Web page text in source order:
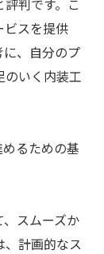
判です。こ
ビスを提供
に、自分のプ
のいく内装工
るための基
スムーズか
、計画的なス